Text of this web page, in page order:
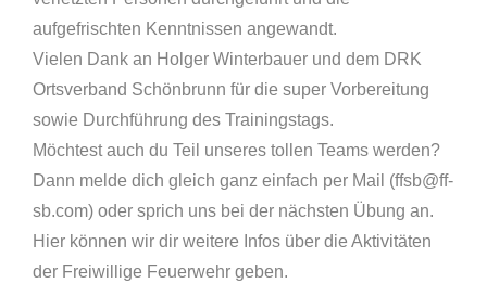
aufgefrischten Kenntnissen angewandt.
Vielen Dank an Holger Winterbauer und dem DRK
Ortsverband Schönbrunn für die super Vorbereitung
sowie Durchführung des Trainingstags.
Möchtest auch du Teil unseres tollen Teams werden?
Dann melde dich gleich ganz einfach per Mail (ffsb@ff-
sb.com) oder sprich uns bei der nächsten Übung an.
Hier können wir dir weitere Infos über die Aktivitäten
der Freiwillige Feuerwehr geben.